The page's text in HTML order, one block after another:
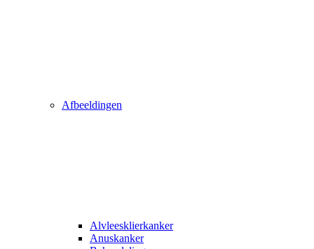
Afbeeldingen
Alvleesklierkanker
Anuskanker